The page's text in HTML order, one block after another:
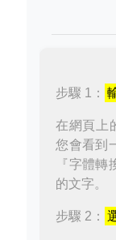
步驟 1：
在網頁上
您會看到
『字體
的文字。
步驟 2：